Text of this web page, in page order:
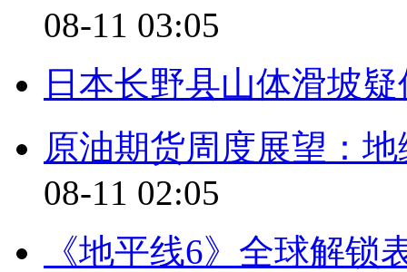
08-11 03:05
日本长野县山体滑坡
原油期货周度展望：
08-11 02:05
《地平线6》全球解